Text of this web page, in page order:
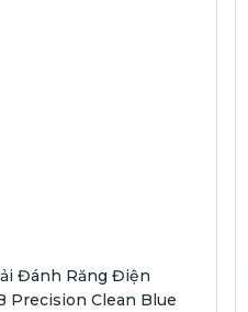
Đánh Răng Điện
Precision Clean Blue